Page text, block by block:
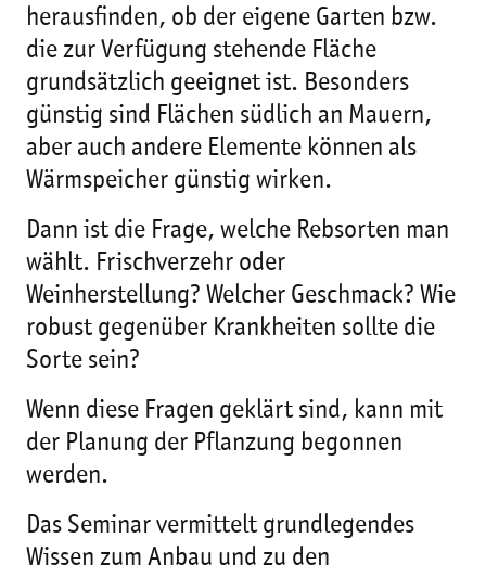
herausfinden, ob der eigene Garten bzw.
die zur Verfügung stehende Fläche
grundsätzlich geeignet ist. Besonders
günstig sind Flächen südlich an Mauern,
aber auch andere Elemente können als
Wärmspeicher günstig wirken.
Dann ist die Frage, welche Rebsorten man
wählt. Frischverzehr oder
Weinherstellung? Welcher Geschmack? Wie
robust gegenüber Krankheiten sollte die
Sorte sein?
Wenn diese Fragen geklärt sind, kann mit
der Planung der Pflanzung begonnen
werden.
Das Seminar vermittelt grundlegendes
Wissen zum Anbau und zu den